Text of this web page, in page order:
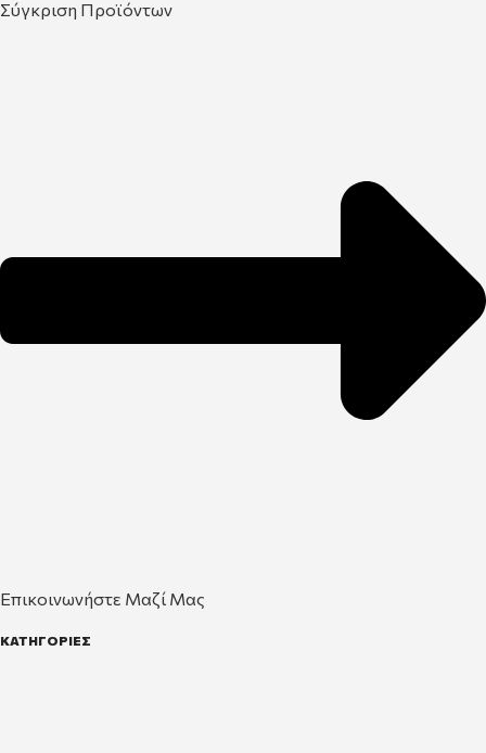
Σύγκριση Προϊόντων
Επικοινωνήστε Μαζί Μας
ΚΑΤΗΓΟΡΙΕΣ